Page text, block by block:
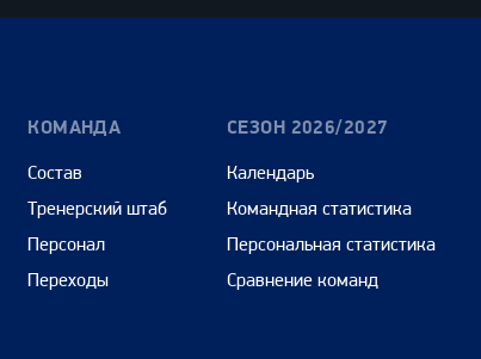
КОМАНДА
Состав
Тренерский штаб
Персонал
Переходы
СЕЗОН 2026/2027
Календарь
Командная статистика
Персональная статистика
Сравнение команд